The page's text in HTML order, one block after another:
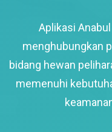
Aplikasi
menghubungkan
bidang hewan
memenuhi